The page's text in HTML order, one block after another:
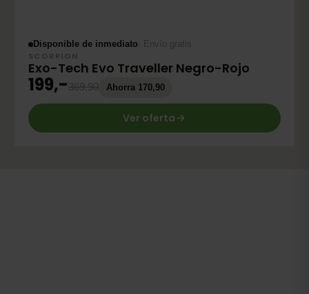
Disponible de inmediato · Envío gratis
SCORPION
Exo-Tech Evo Traveller Negro-Rojo
199,-369,90 Ahorra 170,90
Ver oferta